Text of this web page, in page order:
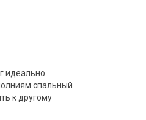
идеально
спальный
к другому